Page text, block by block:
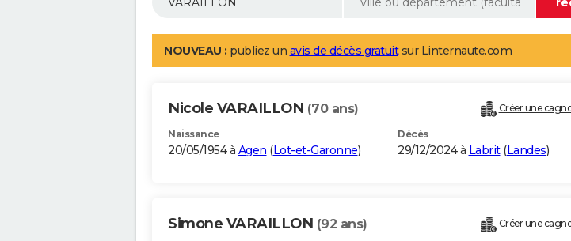
NOUVEAU : publiez un avis de décès gratuitsur Linternaute.com
Nicole VARAILLON (70 ans) Créer une
Naissance
20/05/1954 à Agen (Lot-et-Garonne)
Décès
29/12/2024 à Labrit(Landes)
Simone VARAILLON (92 ans) Créer une